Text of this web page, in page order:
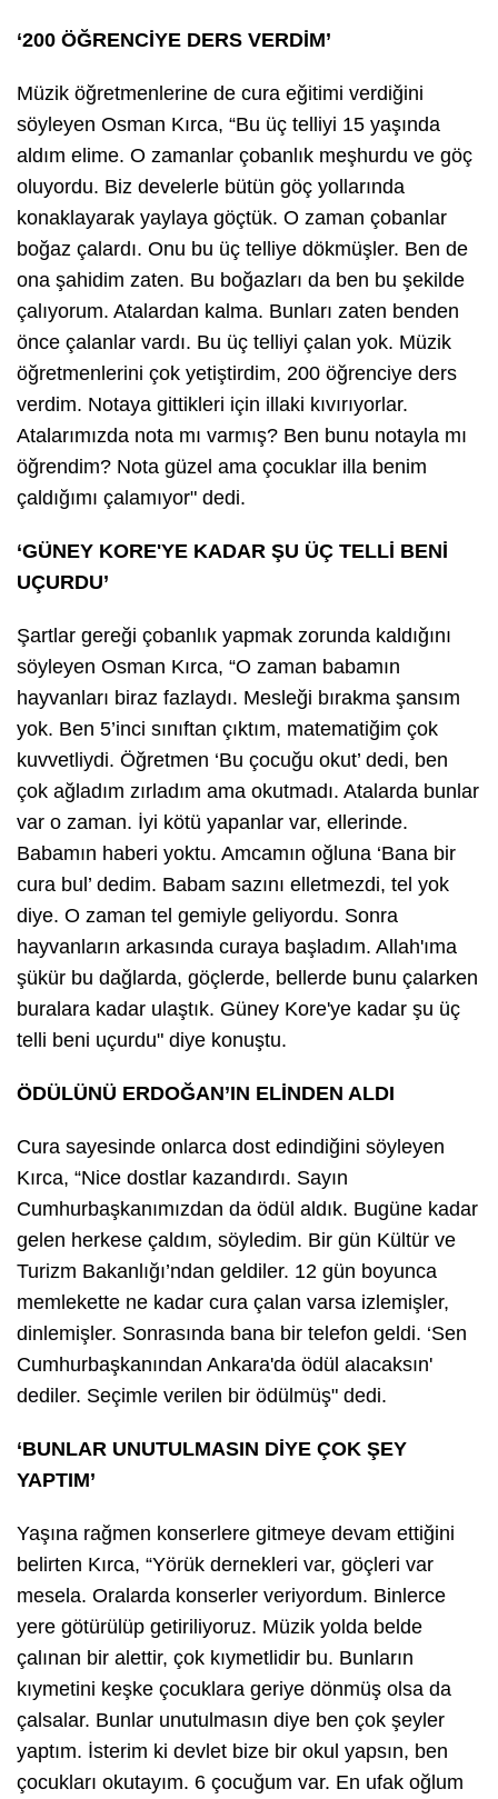
‘200 ÖĞRENCİYE DERS VERDİM’
Müzik öğretmenlerine de cura eğitimi verdiğini
söyleyen Osman Kırca, “Bu üç telliyi 15 yaşında
aldım elime. O zamanlar çobanlık meşhurdu ve göç
oluyordu. Biz develerle bütün göç yollarında
konaklayarak yaylaya göçtük. O zaman çobanlar
boğaz çalardı. Onu bu üç telliye dökmüşler. Ben de
ona şahidim zaten. Bu boğazları da ben bu şekilde
çalıyorum. Atalardan kalma. Bunları zaten benden
önce çalanlar vardı. Bu üç telliyi çalan yok. Müzik
öğretmenlerini çok yetiştirdim, 200 öğrenciye ders
verdim. Notaya gittikleri için illaki kıvırıyorlar.
Atalarımızda nota mı varmış? Ben bunu notayla mı
öğrendim? Nota güzel ama çocuklar illa benim
çaldığımı çalamıyor" dedi.
‘GÜNEY KORE'YE KADAR ŞU ÜÇ TELLİ BENİ
UÇURDU’
Şartlar gereği çobanlık yapmak zorunda kaldığını
söyleyen Osman Kırca, “O zaman babamın
hayvanları biraz fazlaydı. Mesleği bırakma şansım
yok. Ben 5’inci sınıftan çıktım, matematiğim çok
kuvvetliydi. Öğretmen ‘Bu çocuğu okut’ dedi, ben
çok ağladım zırladım ama okutmadı. Atalarda bunlar
var o zaman. İyi kötü yapanlar var, ellerinde.
Babamın haberi yoktu. Amcamın oğluna ‘Bana bir
cura bul’ dedim. Babam sazını elletmezdi, tel yok
diye. O zaman tel gemiyle geliyordu. Sonra
hayvanların arkasında curaya başladım. Allah'ıma
şükür bu dağlarda, göçlerde, bellerde bunu çalarken
buralara kadar ulaştık. Güney Kore'ye kadar şu üç
telli beni uçurdu" diye konuştu.
ÖDÜLÜNÜ ERDOĞAN’IN ELİNDEN ALDI
Cura sayesinde onlarca dost edindiğini söyleyen
Kırca, “Nice dostlar kazandırdı. Sayın
Cumhurbaşkanımızdan da ödül aldık. Bugüne kadar
gelen herkese çaldım, söyledim. Bir gün Kültür ve
Turizm Bakanlığı’ndan geldiler. 12 gün boyunca
memlekette ne kadar cura çalan varsa izlemişler,
dinlemişler. Sonrasında bana bir telefon geldi. ‘Sen
Cumhurbaşkanından Ankara'da ödül alacaksın'
dediler. Seçimle verilen bir ödülmüş" dedi.
‘BUNLAR UNUTULMASIN DİYE ÇOK ŞEY
YAPTIM’
Yaşına rağmen konserlere gitmeye devam ettiğini
belirten Kırca, “Yörük dernekleri var, göçleri var
mesela. Oralarda konserler veriyordum. Binlerce
yere götürülüp getiriliyoruz. Müzik yolda belde
çalınan bir alettir, çok kıymetlidir bu. Bunların
kıymetini keşke çocuklara geriye dönmüş olsa da
çalsalar. Bunlar unutulmasın diye ben çok şeyler
yaptım. İsterim ki devlet bize bir okul yapsın, ben
çocukları okutayım. 6 çocuğum var. En ufak oğlum